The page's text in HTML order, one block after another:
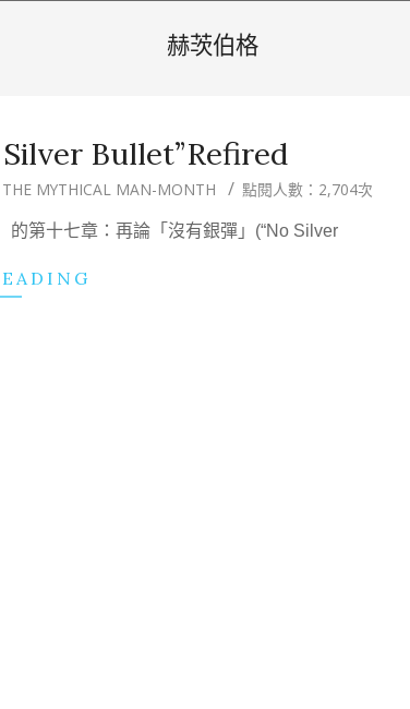
赫茨伯格
Bullet”Refired
THE MYTHICAL MAN-MONTH 點閱人數：2,704次
第十七章：再論「沒有銀彈」(“No Silver